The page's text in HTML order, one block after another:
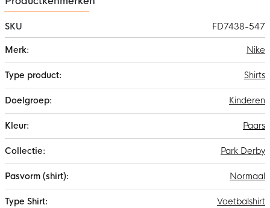
SKU
FD7438-547
informatie
Nike
Shirts
Kinderen
Paars
Park Derby
Normaal
Voetbalshirt